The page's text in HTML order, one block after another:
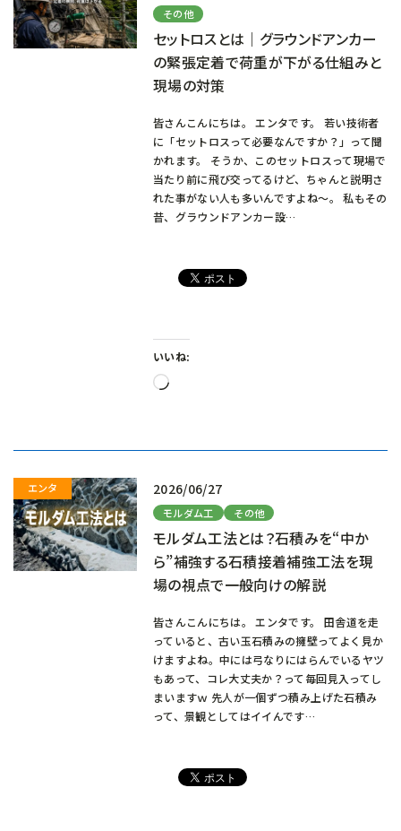
その他
セットロスとは｜グラウンドアンカー
の緊張定着で荷重が下がる仕組みと
現場の対策
皆さんこんにちは。 エンタです。 若い技術者
に「セットロスって必要なんですか？」って聞
かれます。 そうか、このセットロスって現場で
当たり前に飛び交ってるけど、ちゃんと説明さ
れた事がない人も多いんですよね～。 私もその
昔、グラウンドアンカー設…
いいね:
読
2026/06/27
モルダム工 その他
モルダム工法とは？石積みを“中か
ら”補強する石積接着補強工法を現
場の視点で一般向けの解説
皆さんこんにちは。 エンタです。 田舎道を走
っていると、古い玉石積みの擁壁ってよく見か
けますよね。中には弓なりにはらんでいるヤツ
もあって、コレ大丈夫か？って毎回見入ってし
まいますｗ 先人が一個ずつ積み上げた石積み
って、景観としてはイイんです…